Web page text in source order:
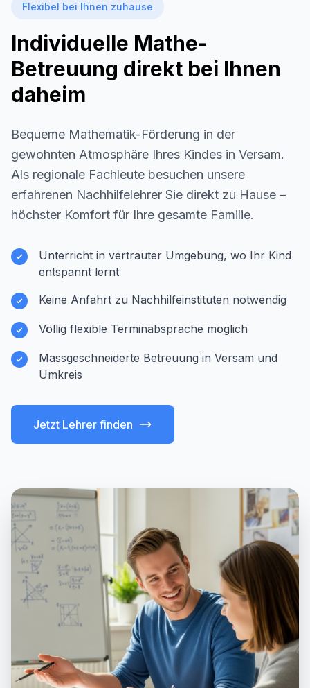
Flexibel bei Ihnen zuhause
Individuelle Mathe-
Betreuung direkt bei Ihnen
daheim
Bequeme Mathematik-Förderung in der
gewohnten Atmosphäre Ihres Kindes in Versam.
Als regionale Fachleute besuchen unsere
erfahrenen Nachhilfelehrer Sie direkt zu Hause –
höchster Komfort für Ihre gesamte Familie.
Unterricht in vertrauter Umgebung, wo Ihr Kind
entspannt lernt
Keine Anfahrt zu Nachhilfeinstituten notwendig
Völlig flexible Terminabsprache möglich
Massgeschneiderte Betreuung in Versam und
Umkreis
Jetzt Lehrer finden